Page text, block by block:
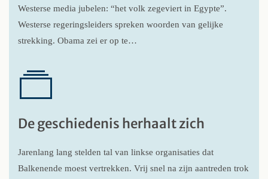
Westerse media jubelen: “het volk zegeviert in Egypte”.
Westerse regeringsleiders spreken woorden van gelijke
strekking. Obama zei er op te…
De geschiedenis herhaalt zich
Jarenlang lang stelden tal van linkse organisaties dat
Balkenende moest vertrekken. Vrij snel na zijn aantreden trok